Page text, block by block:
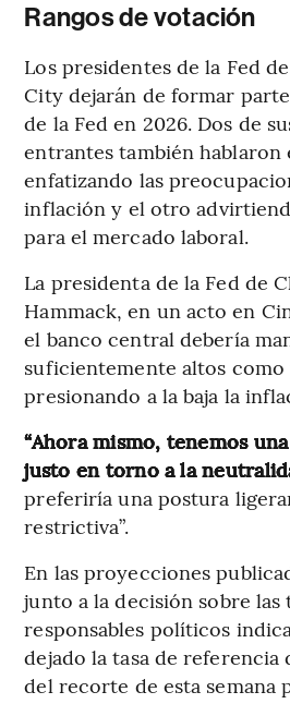
Rangos de votación
Los presidentes de la Fed
City dejarán de formar
de la Fed en 2026. Dos de
entrantes también hablaron
enfatizando las
inflación y el otro
para el mercado laboral.
La presidenta de la Fed de
Hammack, en un acto en
el banco central debería
suficientemente altos como
presionando a la baja la
“Ahora mismo, tenemos
justo en torno a la
preferiría una postura
restrictiva”.
En las proyecciones
junto a la decisión sobre las
responsables políticos
dejado la tasa de referencia
del recorte de esta semana